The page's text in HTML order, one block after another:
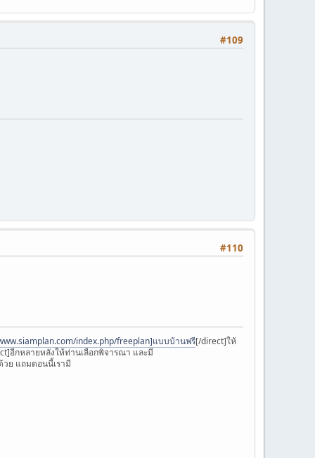
#109
#110
index.php/freeplan]แบบบ้านฟรี[/direct]ให้
อีกหลายหลังให้ท่านเลือกพิจารณา และมี
ย แถมตอนนี้เรามี